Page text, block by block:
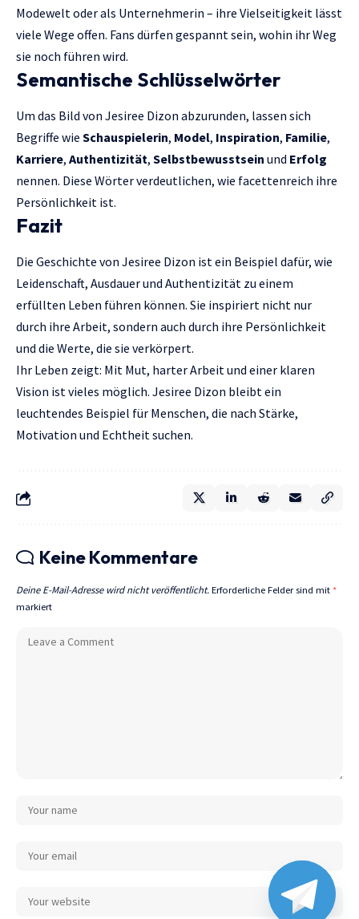
Modewelt oder als Unternehmerin – ihre Vielseitigkeit lässt
viele Wege offen. Fans dürfen gespannt sein, wohin ihr Weg
sie noch führen wird.
Semantische Schlüsselwörter
Um das Bild von Jesiree Dizon abzurunden, lassen sich
Begriffe wie Schauspielerin, Model, Inspiration, Familie,
Karriere, Authentizität, Selbstbewusstsein und Erfolg
nennen. Diese Wörter verdeutlichen, wie facettenreich ihre
Persönlichkeit ist.
Fazit
Die Geschichte von Jesiree Dizon ist ein Beispiel dafür, wie
Leidenschaft, Ausdauer und Authentizität zu einem
erfüllten Leben führen können. Sie inspiriert nicht nur
durch ihre Arbeit, sondern auch durch ihre Persönlichkeit
und die Werte, die sie verkörpert.
Ihr Leben zeigt: Mit Mut, harter Arbeit und einer klaren
Vision ist vieles möglich. Jesiree Dizon bleibt ein
leuchtendes Beispiel für Menschen, die nach Stärke,
Motivation und Echtheit suchen.
Keine Kommentare
Deine E-Mail-Adresse wird nicht veröffentlicht. Erforderliche Felder sind mit *
markiert